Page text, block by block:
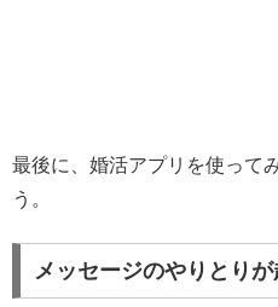
最後に、婚活アプリを使って
う。
メッセージのやりとり